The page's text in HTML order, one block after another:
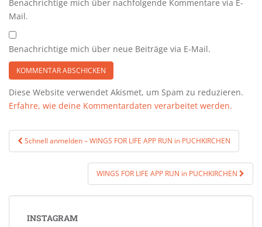
Benachrichtige mich über nachfolgende Kommentare via E-
Mail.
Benachrichtige mich über neue Beiträge via E-Mail.
Diese Website verwendet Akismet, um Spam zu reduzieren.
Erfahre, wie deine Kommentardaten verarbeitet werden.
Beitragsnavigation
Schnell anmelden – WINGS FOR LIFE APP RUN in PUCHKIRCHEN
WINGS FOR LIFE APP RUN in PUCHKIRCHEN
INSTAGRAM